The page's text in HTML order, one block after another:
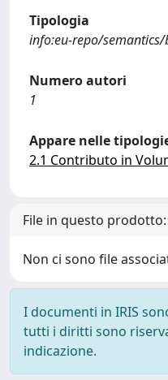
Tipologia
info:eu-repo/
Numero autori
1
Appare nelle
2.1 Contributo in
File in questo prodotto:
Non ci sono file
I documenti in IRIS
tutti i diritti sono
indicazione.